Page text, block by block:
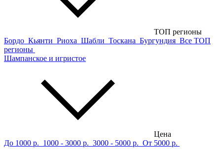
ТОП регионы
Бордо Кьянти Риоха Шабли Тоскана Бургундия Все ТОП
регионы
Шампанское и игристое
Цена
До 1000 р. 1000 - 3000 р. 3000 - 5000 р. От 5000 р.